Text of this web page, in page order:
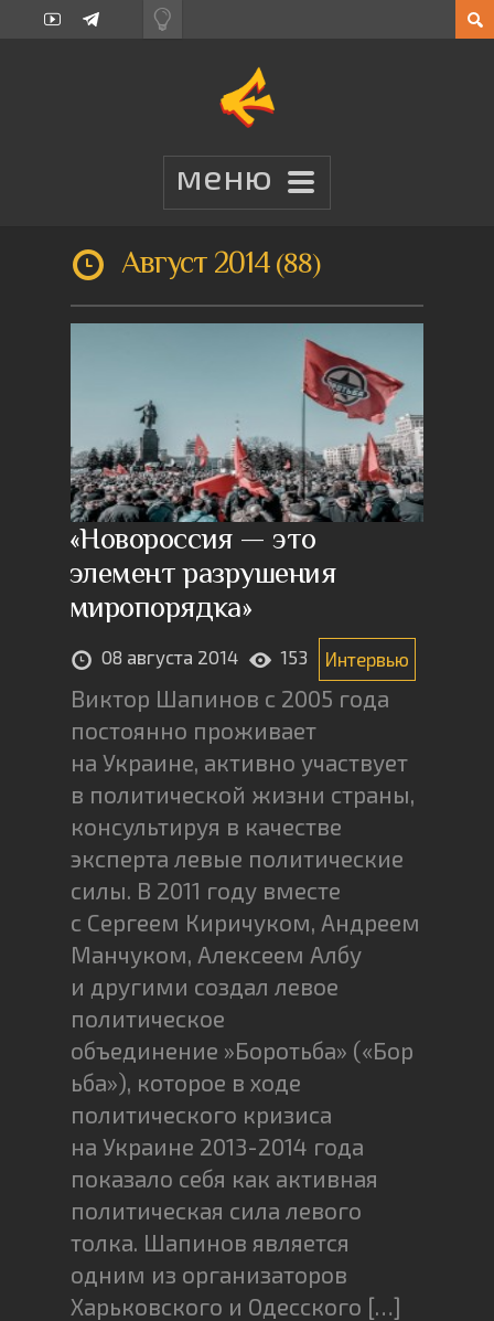
Август 2014 88
«Новороссия — это
элемент разрушения
миропорядка»
08 августа 2014 153 Интервью
Виктор Шапинов с 2005 года
постоянно проживает
на Украине, активно участвует
в политической жизни страны,
консультируя в качестве
эксперта левые политические
силы. В 2011 году вместе
с Сергеем Киричуком, Андреем
Манчуком, Алексеем Албу
и другими создал левое
политическое
объединение »Боротьба» («Бор
ьба»), которое в ходе
политического кризиса
на Украине 2013-2014 года
показало себя как активная
политическая сила левого
толка. Шапинов является
одним из организаторов
Харьковского и Одесского […]